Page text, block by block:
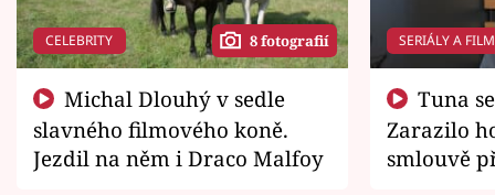
CELEBRITY 8 fotografií
slavného filmového koně.
Jezdil na něm i Draco Malfoy
SERIÁLY A
Zarazilo
smlouvě